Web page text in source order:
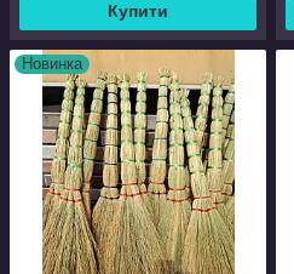
Купити
Новинка